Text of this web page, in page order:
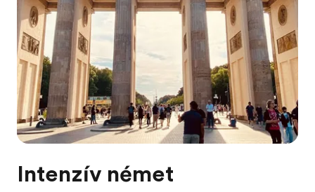
Rólunk
Mit kell rólunk tudni
Karrier
Dolgozz velünk!
Intenzív német